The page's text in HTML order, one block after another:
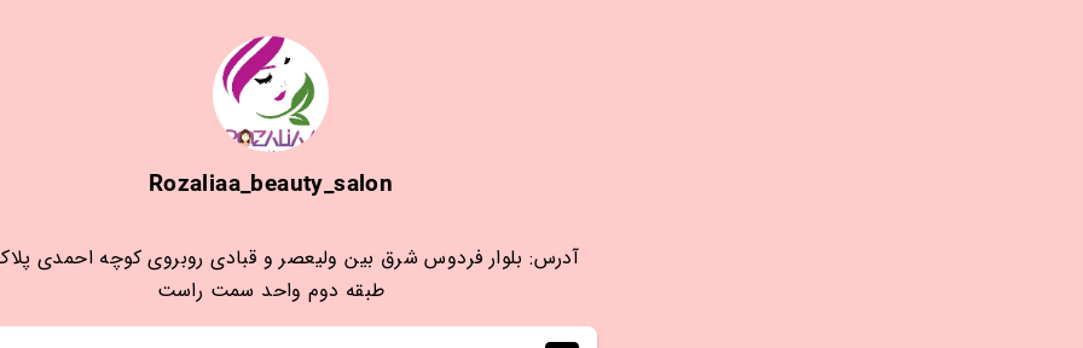
Rozaliaa_beauty_salon
طبقه دوم واحد سمت راست